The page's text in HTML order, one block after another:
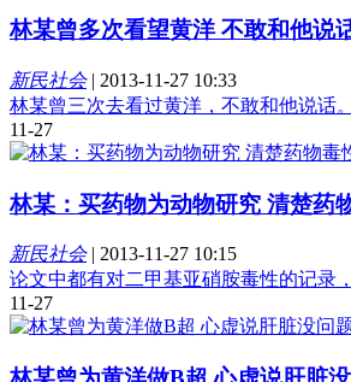
林某曾多次看望黄洋 不敢和他说
新民社会| 2013-11-27 10:33
林某曾三次去看过黄洋，不敢和他说话。
11-27
林某：买药物为动物研究 清楚药
新民社会| 2013-11-27 10:15
论文中都有对二甲基亚硝胺毒性的记录
11-27